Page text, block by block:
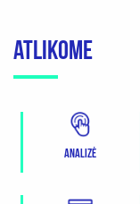
ATLIKOME
Analizė